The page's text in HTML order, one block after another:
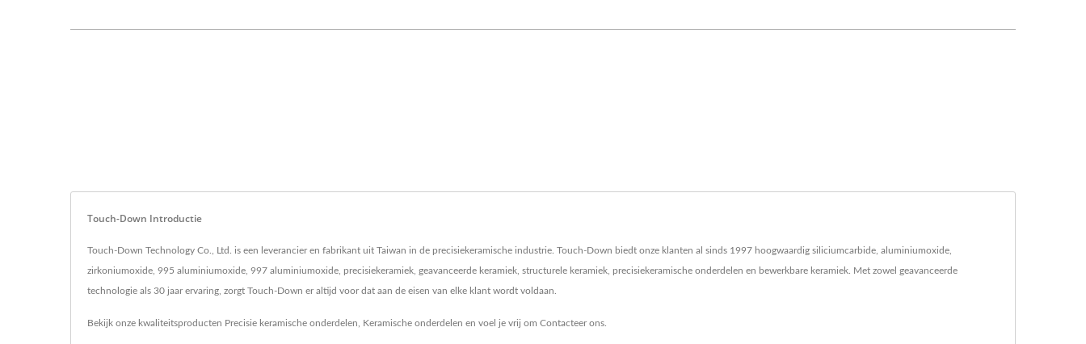
Touch-Down Introductie
Touch-Down Technology Co., Ltd. is een leverancier en fabrikant uit Taiwan in de precisiekeramische industrie. Touch-Down biedt onze klanten al sinds 1997 hoogwaardig siliciumcarbide, aluminiumoxide,
zirkoniumoxide, 995 aluminiumoxide, 997 aluminiumoxide, precisiekeramiek, geavanceerde keramiek, structurele keramiek, precisiekeramische onderdelen en bewerkbare keramiek. Met zowel geavanceerde
technologie als 30 jaar ervaring, zorgt Touch-Down er altijd voor dat aan de eisen van elke klant wordt voldaan.
Bekijk onze kwaliteitsproducten Precisie keramische onderdelen Keramische onderdelen en voel je vrij om Contacteer ons